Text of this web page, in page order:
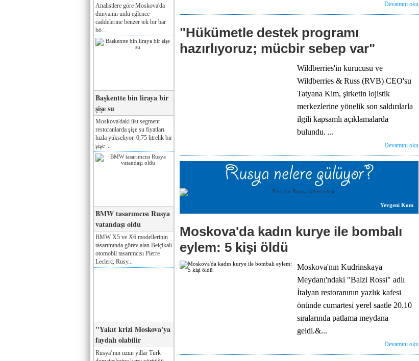
Analistlere göre Moskova'da
dünyanın ünlü eğlence
caddelerine benzer tek bir bar
bö...
Başkentte bin liraya bir
şişe su
Moskova'daki üst segment
restoranlarda şişe su fiyatları
hızla yükseliyor. 0,75 litrelik bir
şişe ...
BMW tasarımcısı Rusya
vatandaşı oldu
BMW X5 ve X6 modellerinin
tasarımında görev alan Belçikalı
otomobil tasarımcısı Pierre
Leclerc, Rusy...
"Yakıt krizi Moskova'ya
faydalı olabilir
Rusya’nın uzun yıllar Türk
Devamını oku
"Hükümetle destek programı
hazırlıyoruz; mücbir sebep var"
Wildberries'in kurucusu ve
Wildberries & Russ (RVB) CEO'su
Tatyana Kim, şirketin lojistik
merkezlerine yönelik son saldırılarla
ilgili kapsamlı açıklamalarda
bulundu. ...
Devamını oku
Yevgeni Kom
Moskova'da kadın kurye ile bombalı
eylem: 5 kişi öldü
Moskova'nın Kudrinskaya
Meydanı'ndaki "Balzi Rossi" adlı
İtalyan restoranının yazlık kafesi
önünde cumartesi yerel saatle 20.10
sıralarında patlama meydana
geldi.&...
Devamını oku